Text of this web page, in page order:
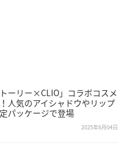
トーリー×CLIO」コラボコスメ
人気のアイシャドウやリップ
パッケージで登場
2025年6月04日